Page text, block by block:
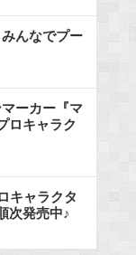
んなでプー
ーカー『マ
ロキャラク
キャラクタ
次発売中♪